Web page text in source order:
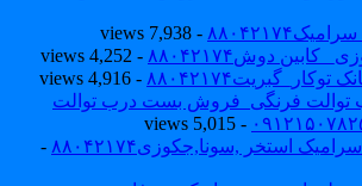
- 7,938 views
دوش۸۸۰۴۲۱۷۴
- 4,252 views
- 4,916 views
فرنگی_فروش بست درب توالت
- 5,015 views
,سونا,جکوزی۸۸۰۴۲۱۷۴
-